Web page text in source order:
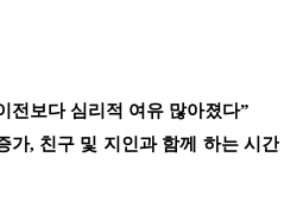
전보다 심리적 여유 많아졌다”
가, 친구 및 지인과 함께 하는 시간